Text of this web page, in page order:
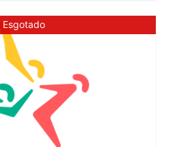
Esgotado